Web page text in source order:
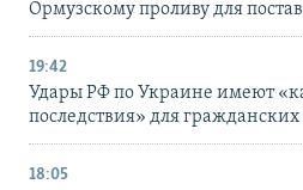
Ормузскому проливу для
19:42
Удары РФ по Украине имеют
последствия» для
18:05